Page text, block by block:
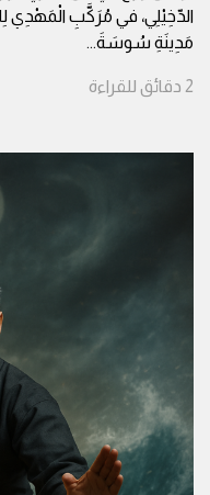
الدّخِيْلِي، في مُرَكَّبِ الْمَهْدِي
مَدِينَةِ سُوسَةَ...
2 دقائق للقراءة